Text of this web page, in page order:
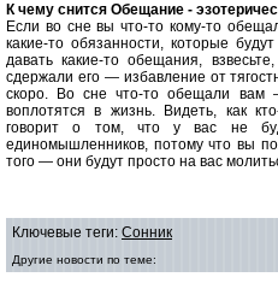
К чему снится Обещание -
Если во сне вы что-то кому-то
какие-то обязанности, которые
давать какие-то обещания,
сдержали его — избавление от
скоро. Во сне что-то обещали
воплотятся в жизнь. Видеть, как
говорит о том, что у вас не
единомышленников, потому что вы
того — они будут просто на вас
Ключевые теги: Сонник
Другие новости по теме: